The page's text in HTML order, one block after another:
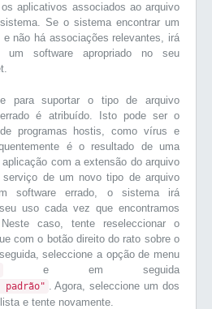
aplicativos associados ao arquivo
Se o sistema encontrar um
não há associações relevantes, irá
software apropriado no seu
para suportar o tipo de arquivo
é atribuído. Isto pode ser o
programas hostis, como vírus e
é o resultado de uma
com a extensão do arquivo
de um novo tipo de arquivo
software errado, o sistema irá
uso cada vez que encontramos
caso, tente reseleccionar o
com o botão direito do rato sobre o
seleccione a opção de menu
e em seguida
padrão" . Agora, seleccione um dos
e tente novamente.